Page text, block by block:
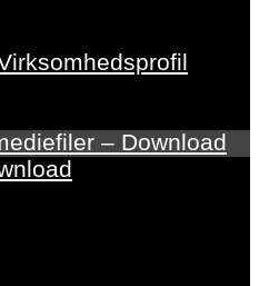
– Download